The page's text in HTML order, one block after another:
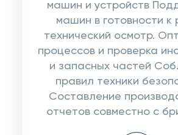
машин и устройств
машин в готовности к
технический осмотр.
процессов и проверка
и запасных частей
правил техники
Составление
отчетов совместно с